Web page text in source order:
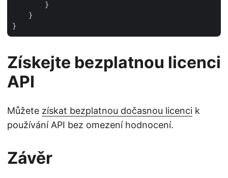
        }
    }
Získejte bezplatnou licenci
API
Můžete získat bezplatnou dočasnou licenci k
používání API bez omezení hodnocení.
Závěr